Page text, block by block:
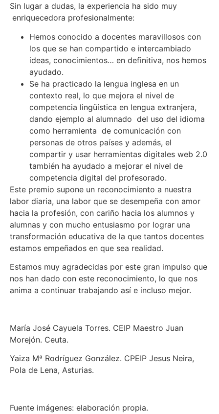
Sin lugar a dudas, la experiencia ha sido muy
enriquecedora profesionalmente:
Hemos conocido a docentes maravillosos con
los que se han compartido e intercambiado
ideas, conocimientos… en definitiva, nos hemos
ayudado.
Se ha practicado la lengua inglesa en un
contexto real, lo que mejora el nivel de
competencia lingüística en lengua extranjera,
dando ejemplo al alumnado del uso del idioma
como herramienta de comunicación con
personas de otros países y además, el
compartir y usar herramientas digitales web 2.0
también ha ayudado a mejorar el nivel de
competencia digital del profesorado.
Este premio supone un reconocimiento a nuestra
labor diaria, una labor que se desempeña con amor
hacia la profesión, con cariño hacia los alumnos y
alumnas y con mucho entusiasmo por lograr una
transformación educativa de la que tantos docentes
estamos empeñados en que sea realidad.
Estamos muy agradecidas por este gran impulso que
nos han dado con este reconocimiento, lo que nos
anima a continuar trabajando así e incluso mejor.
María José Cayuela Torres. CEIP Maestro Juan
Morejón. Ceuta.
Yaiza Mª Rodríguez González. CPEIP Jesus Neira,
Pola de Lena, Asturias.
Fuente imágenes: elaboración propia.